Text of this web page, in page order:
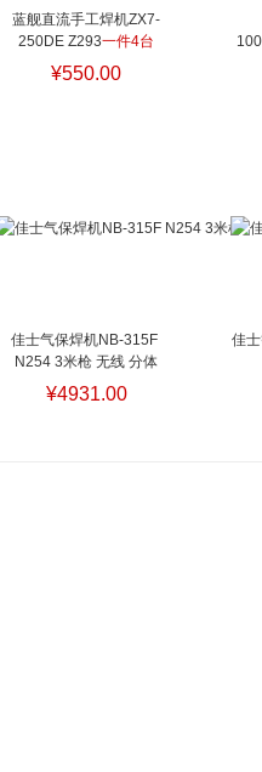
蓝舰直流手工焊机ZX7-
250DE Z293一件4台
¥550.00
佳士气保焊机NB-315F
N254 3米枪 无线 分体
¥4931.00
佳